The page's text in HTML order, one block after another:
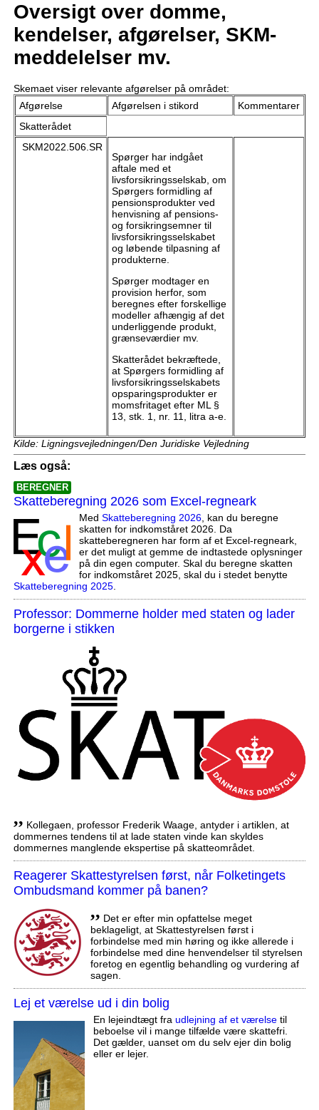
Oversigt over domme,
kendelser, afgørelser, SKM-
meddelelser mv.
Skemaet viser relevante afgørelser på området:
Afgørelse
Afgørelsen i stikord
Kommentarer
Skatterådet
SKM2022.506.SR
Spørger har indgået
aftale med et
livsforsikringsselskab, om
Spørgers formidling af
pensionsprodukter ved
henvisning af pensions-
og forsikringsemner til
livsforsikringsselskabet
og løbende tilpasning af
produkterne.
Spørger modtager en
provision herfor, som
beregnes efter forskellige
modeller afhængig af det
underliggende produkt,
grænseværdier mv.
Skatterådet bekræftede,
at Spørgers formidling af
livsforsikringsselskabets
opsparingsprodukter er
momsfritaget efter ML §
13, stk. 1, nr. 11, litra a-e.
Kilde: Ligningsvejledningen/Den Juridiske Vejledning
Læs også:
BEREGNER
Skatteberegning 2026 som Excel-regneark
Med Skatteberegning 2026, kan du beregne
skatten for indkomståret 2026. Da
skatteberegneren har form af et Excel-regneark,
er det muligt at gemme de indtastede oplysninger
på din egen computer. Skal du beregne skatten
for indkomståret 2025, skal du i stedet benytte
Skatteberegning 2025.
Professor: Dommerne holder med staten og lader
borgerne i stikken
,, Kollegaen, professor Frederik Waage, antyder i artiklen, at
dommernes tendens til at lade staten vinde kan skyldes
dommernes manglende ekspertise på skatteområdet.
Reagerer Skattestyrelsen først, når Folketingets
Ombudsmand kommer på banen?
,, Det er efter min opfattelse meget
beklageligt, at Skattestyrelsen først i
forbindelse med min høring og ikke allerede i
forbindelse med dine henvendelser til styrelsen
foretog en egentlig behandling og vurdering af
sagen.
Lej et værelse ud i din bolig
En lejeindtægt fra udlejning af et værelsetil
beboelse vil i mange tilfælde være skattefri.
Det gælder, uanset om du selv ejer din bolig
eller er lejer.